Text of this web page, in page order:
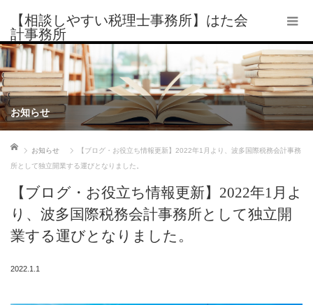
【相談しやすい税理士事務所】はた会
計事務所
お知らせ
ホーム
お知らせ
【ブログ・お役立ち情報更新】2022年1月より、波多国際税務会計事務
所として独立開業する運びとなりました。
【ブログ・お役立ち情報更新】2022年1月よ
り、波多国際税務会計事務所として独立開
業する運びとなりました。
2022.1.1